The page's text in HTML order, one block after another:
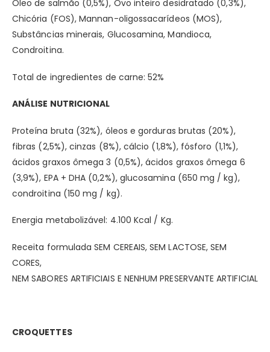
Óleo de salmão (0,5%), Ovo inteiro desidratado (0,3%),
Chicória (FOS), Mannan-oligossacarídeos (MOS),
Substâncias minerais, Glucosamina, Mandioca,
Condroitina.
Total de ingredientes de carne: 52%
ANÁLISE NUTRICIONAL
Proteína bruta (32%), óleos e gorduras brutas (20%),
fibras (2,5%), cinzas (8%), cálcio (1,8%), fósforo (1,1%),
ácidos graxos ômega 3 (0,5%), ácidos graxos ômega 6
(3,9%), EPA + DHA (0,2%), glucosamina (650 mg / kg),
condroitina (150 mg / kg).
Energia metabolizável: 4.100 Kcal / Kg.
Receita formulada SEM CEREAIS, SEM LACTOSE, SEM
CORES,
NEM SABORES ARTIFICIAIS E NENHUM PRESERVANTE ARTIFICIAL
CROQUETTES